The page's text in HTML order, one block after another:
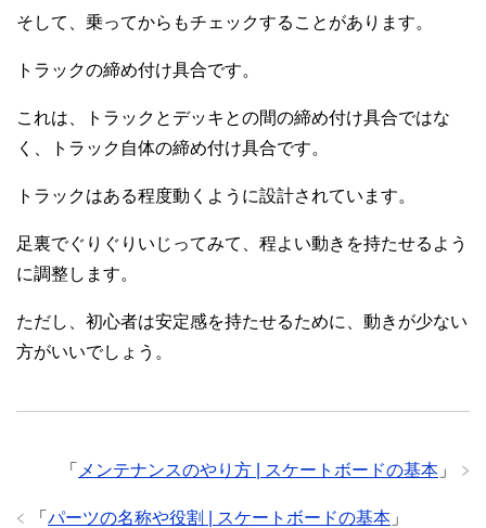
そして、乗ってからもチェックすることがあります。
トラックの締め付け具合です。
これは、トラックとデッキとの間の締め付け具合ではな
く、トラック自体の締め付け具合です。
トラックはある程度動くように設計されています。
足裏でぐりぐりいじってみて、程よい動きを持たせるよう
に調整します。
ただし、初心者は安定感を持たせるために、動きが少ない
方がいいでしょう。
「 メンテナンスのやり方 | スケートボードの基本 」
「 パーツの名称や役割 | スケートボードの基本 」